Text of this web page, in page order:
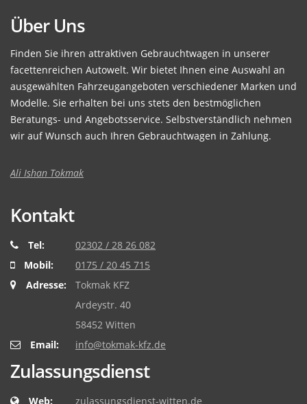
Über Uns
Finden Sie ihren attraktiven Gebrauchtwagen in unserer
facettenreichen Autowelt. Wir bietet Ihnen eine Auswahl an
ausgewählten Fahrzeugangeboten verschiedener Marken und
Modelle. Sie erhalten bei uns stets den bestmöglichen
Beratungs- und Angebotsservice. Selbstverständlich nehmen
wir auf Wunsch auch Ihren Gebrauchtwagen in Zahlung.
Ali Ishan Tokmak
Kontakt
Tel:
02302 / 28 26 082
Mobil:
0175 / 20 45 715
Adresse:
Tokmak KFZ
Ardeystr. 40
58452 Witten
Email:
info@tokmak-kfz.de
Zulassungsdienst
Web: zulassungsdienst-witten.de